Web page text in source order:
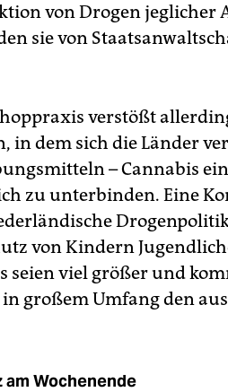
von Drogen jeglicher
sie von
verstößt
in dem sich die Länder
– Cannabis
zu unterbinden. Eine
von Kindern
seien viel größer und
großem Umfang den
am Wochenende